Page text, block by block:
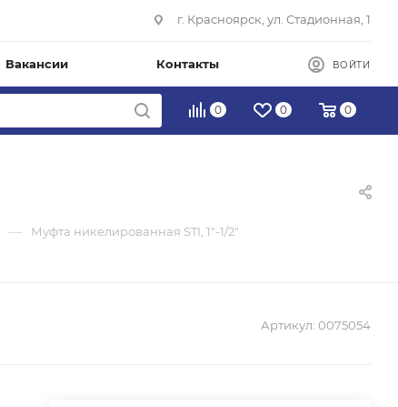
г. Красноярск, ул. Стадионная, 1
Вакансии Контакты ВОЙТИ
0 0 0
— Муфта никелированная STI, 1"-1/2"
Артикул: 0075054